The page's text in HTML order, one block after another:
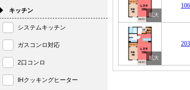
106
203
キッチン
システムキッチン
ガスコンロ対応
2口コンロ
IHクッキングヒーター